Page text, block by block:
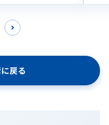
戻る